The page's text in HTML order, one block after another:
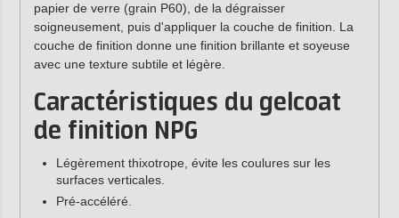
papier de verre (grain P60), de la dégraisser
soigneusement, puis d'appliquer la couche de finition. La
couche de finition donne une finition brillante et soyeuse
avec une texture subtile et légère.
Caractéristiques du gelcoat
de finition NPG
Légèrement thixotrope, évite les coulures sur les
surfaces verticales.
Pré-accéléré.